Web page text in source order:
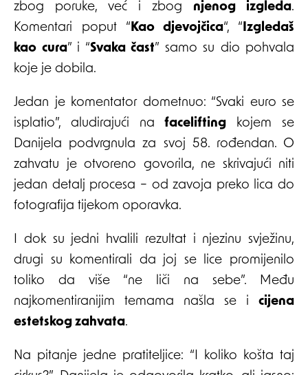
zbog poruke, već i zbog njenog izgleda.
Komentari poput “Kao djevojčica“, “Izgledaš
kao cura” i “Svaka čast” samo su dio pohvala
koje je dobila.
Jedan je komentator dometnuo: “Svaki euro se
isplatio”, aludirajući nafacelifting kojem se
Danijela podvrgnula za svoj 58. rođendan. O
zahvatu je otvoreno govorila, ne skrivajući niti
jedan detalj procesa – od zavoja preko lica do
fotografija tijekom oporavka.
I dok su jedni hvalili rezultat i njezinu svježinu,
drugi su komentirali da joj se lice promijenilo
toliko da više “ne liči na sebe”. Među
najkomentiranijim temama našla se i cijena
estetskog zahvata.
Na pitanje jedne pratiteljice: “I koliko košta taj